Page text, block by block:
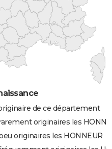
de ce département
originaires les
originaires les HONNEUR